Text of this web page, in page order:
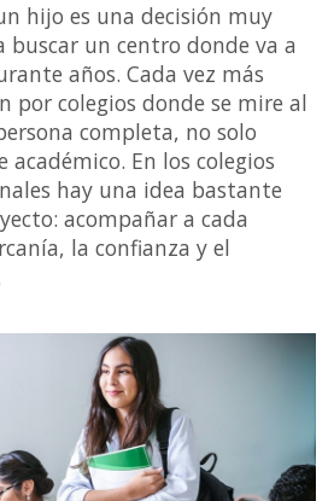
hijo es una decisión muy
un centro donde va a
años. Cada vez más
por colegios donde se mire al
completa, no solo
En los colegios
hay una idea bastante
acompañar a cada
la confianza y el